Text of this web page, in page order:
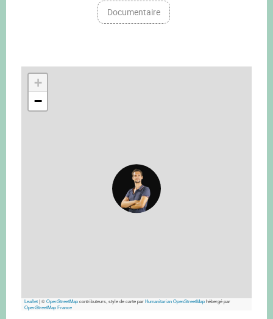
Documentaire
+
−
Leaflet|©OpenStreetMapcontributeurs, style de carte parHumanitarian OpenStreetMaphébergé par
OpenStreetMap France